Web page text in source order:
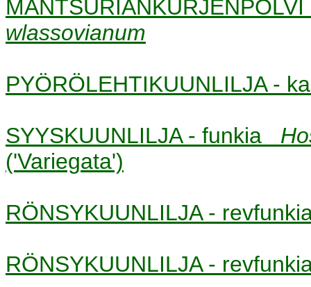
wlassovianum
PYÖRÖLEHTIKUUNLILJA -
SYYSKUUNLILJA - funkia
('Variegata')
RÖNSYKUUNLILJA -
RÖNSYKUUNLILJA -